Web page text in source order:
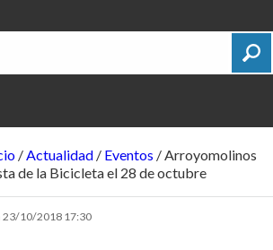
/Actualidad / Eventos /Arroyomolinos
de la Bicicleta el 28 de octubre
23/10/2018 17:30